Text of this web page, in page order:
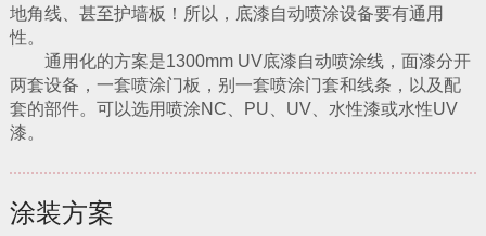
地角线、甚至护墙板！所以，底漆自动喷涂设备要有通用
性。
通用化的方案是1300mm UV底漆自动喷涂线，面漆分开
两套设备，一套喷涂门板，别一套喷涂门套和线条，以及配
套的部件。可以选用喷涂NC、PU、UV、水性漆或水性UV
漆。
涂装方案